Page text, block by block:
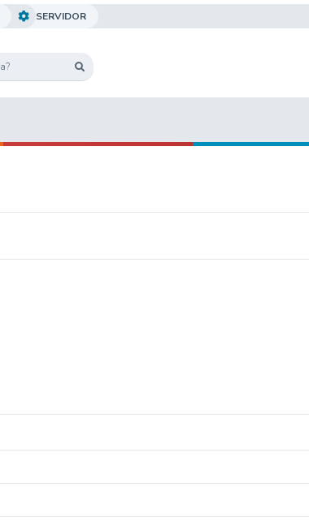
SERVIDOR